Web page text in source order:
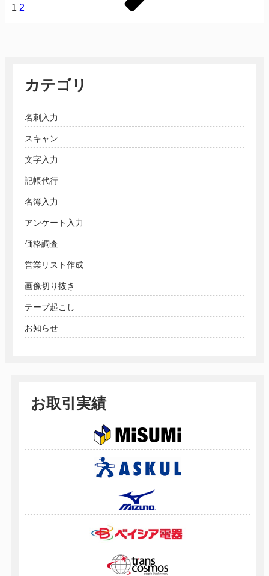
ジ
1 ジ
2
カテゴリ
名刺入力
スキャン
文字入力
記帳代行
名簿入力
アンケート入力
価格調査
営業リスト作成
画像切り抜き
テープ起こし
お知らせ
お取引実績